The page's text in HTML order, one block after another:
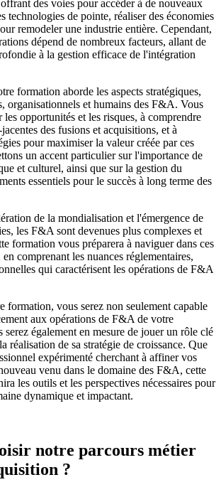
des voies pour accéder à de nouveaux
technologies de pointe, réaliser des économies
remodeler une industrie entière. Cependant,
dépend de nombreux facteurs, allant de
à la gestion efficace de l'intégration
formation aborde les aspects stratégiques,
organisationnels et humains des F&A. Vous
les opportunités et les risques, à comprendre
des fusions et acquisitions, et à
pour maximiser la valeur créée par ces
un accent particulier sur l'importance de
et culturel, ainsi que sur la gestion du
essentiels pour le succès à long terme des
de la mondialisation et l'émergence de
les F&A sont devenues plus complexes et
formation vous préparera à naviguer dans ces
comprenant les nuances réglementaires,
qui caractérisent les opérations de F&A
formation, vous serez non seulement capable
aux opérations de F&A de votre
serez également en mesure de jouer un rôle clé
réalisation de sa stratégie de croissance. Que
expérimenté cherchant à affiner vos
venu dans le domaine des F&A, cette
les outils et les perspectives nécessaires pour
dynamique et impactant.
notre parcours métier
?